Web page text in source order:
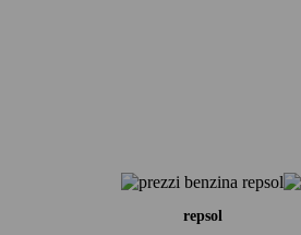
repsol